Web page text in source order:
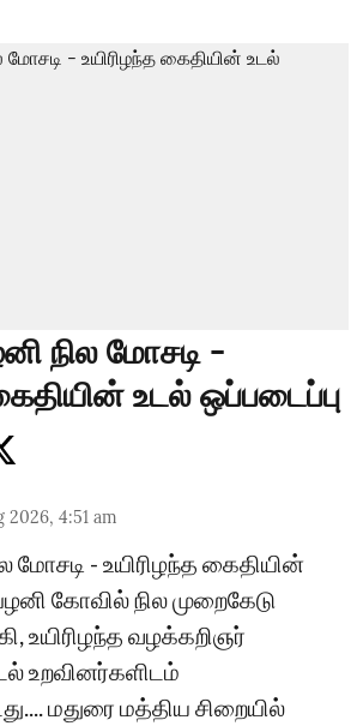
நில மோசடி -
உடல் ஒப்படைப்பு
2026, 4:51 am
மோசடி - உயிரிழந்த கைதியின்
கோவில் நில முறைகேடு
உயிரிழந்த வழக்கறிஞர்
உறவினர்களிடம்
மதுரை மத்திய சிறையில்